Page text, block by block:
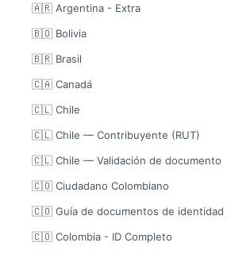
🇦🇷 Argentina - Extra
🇧🇴 Bolivia
🇧🇷 Brasil
🇨🇦 Canadá
🇨🇱 Chile
🇨🇱 Chile — Contribuyente (RUT)
🇨🇱 Chile — Validación de documento
🇨🇴 Ciudadano Colombiano
🇨🇴 Guía de documentos de identidad
🇨🇴 Colombia - ID Completo